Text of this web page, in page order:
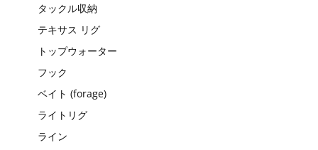
タックル収納
テキサス リグ
トップウォーター
フック
ベイト (forage)
ライトリグ
ライン